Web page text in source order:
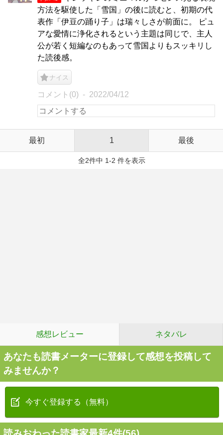
方法を駆使した「雪国」の後に読むと、初期の代
表作「伊豆の踊り子」は瑞々しさが前面に。 ピュ
アな愛情に浄化されるという主題は同じで、主人
公が若く短編なのもあって雪国よりもスッキリし
た読後感。
ナイス
コメント(0) 2022/04/12
最初 1 最後
全2件中 1-2 件を表示
感想レビュー ネタバレ
あなたも読書メーターに登録して感想を投稿して
みませんか？
今すぐ登録する（無料）